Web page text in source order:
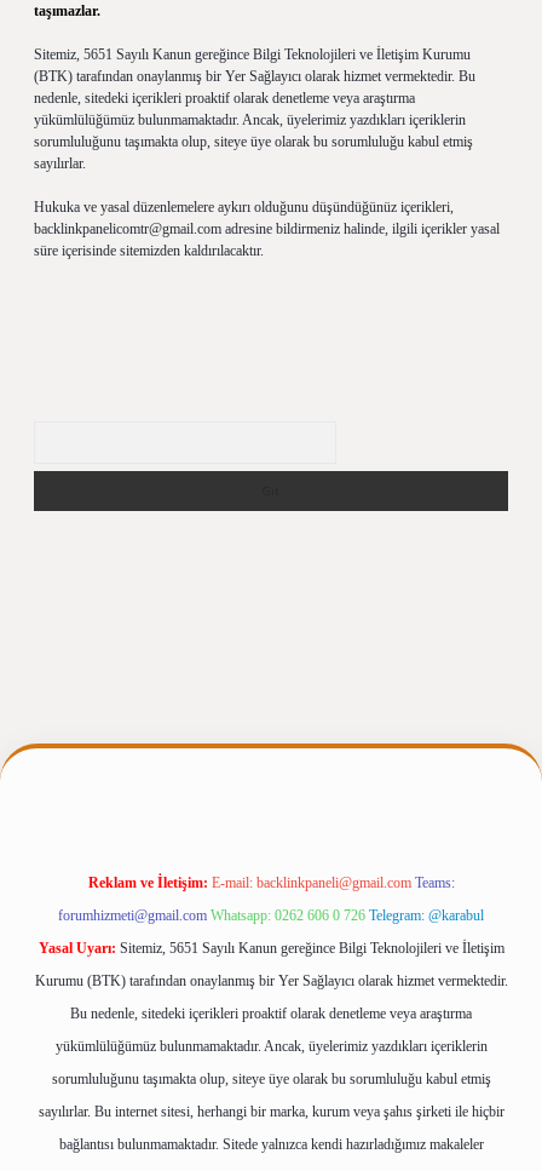
taşımazlar.
Sitemiz, 5651 Sayılı Kanun gereğince Bilgi Teknolojileri ve İletişim Kurumu
(BTK) tarafından onaylanmış bir Yer Sağlayıcı olarak hizmet vermektedir. Bu
nedenle, sitedeki içerikleri proaktif olarak denetleme veya araştırma
yükümlülüğümüz bulunmamaktadır. Ancak, üyelerimiz yazdıkları içeriklerin
sorumluluğunu taşımakta olup, siteye üye olarak bu sorumluluğu kabul etmiş
sayılırlar.
Hukuka ve yasal düzenlemelere aykırı olduğunu düşündüğünüz içerikleri,
backlinkpanelicomtr@gmail.com adresine bildirmeniz halinde, ilgili içerikler yasal
süre içerisinde sitemizden kaldırılacaktır.
Reklam ve İletişim: E-mail: backlinkpaneli@gmail.com Teams:
forumhizmeti@gmail.com Whatsapp: 0262 606 0 726 Telegram: @karabul
Yasal Uyarı: Sitemiz, 5651 Sayılı Kanun gereğince Bilgi Teknolojileri ve İletişim
Kurumu (BTK) tarafından onaylanmış bir Yer Sağlayıcı olarak hizmet vermektedir.
Bu nedenle, sitedeki içerikleri proaktif olarak denetleme veya araştırma
yükümlülüğümüz bulunmamaktadır. Ancak, üyelerimiz yazdıkları içeriklerin
sorumluluğunu taşımakta olup, siteye üye olarak bu sorumluluğu kabul etmiş
sayılırlar. Bu internet sitesi, herhangi bir marka, kurum veya şahıs şirketi ile hiçbir
bağlantısı bulunmamaktadır. Sitede yalnızca kendi hazırladığımız makaleler